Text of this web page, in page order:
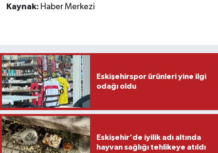
Kaynak: Haber Merkezi
Eskişehirspor ürünleri yine ilgi
odağı oldu
Eskişehir'de iyilik adı altında
hayvan sağlığı tehlikeye atıldı